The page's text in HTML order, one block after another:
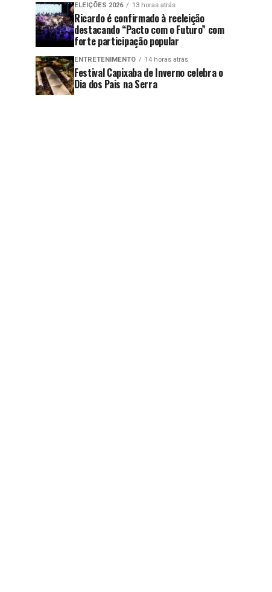
ELEIÇÕES 2026 13 horas atrás
Ricardo é confirmado à reeleição
destacando “Pacto com o Futuro” com
forte participação popular
ENTRETENIMENTO 14 horas atrás
Festival Capixaba de Inverno celebra o
Dia dos Pais na Serra